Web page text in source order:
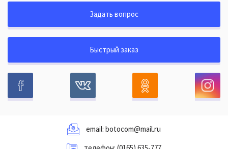
Задать вопрос
Быстрый заказ
email: botocom@mail.ru